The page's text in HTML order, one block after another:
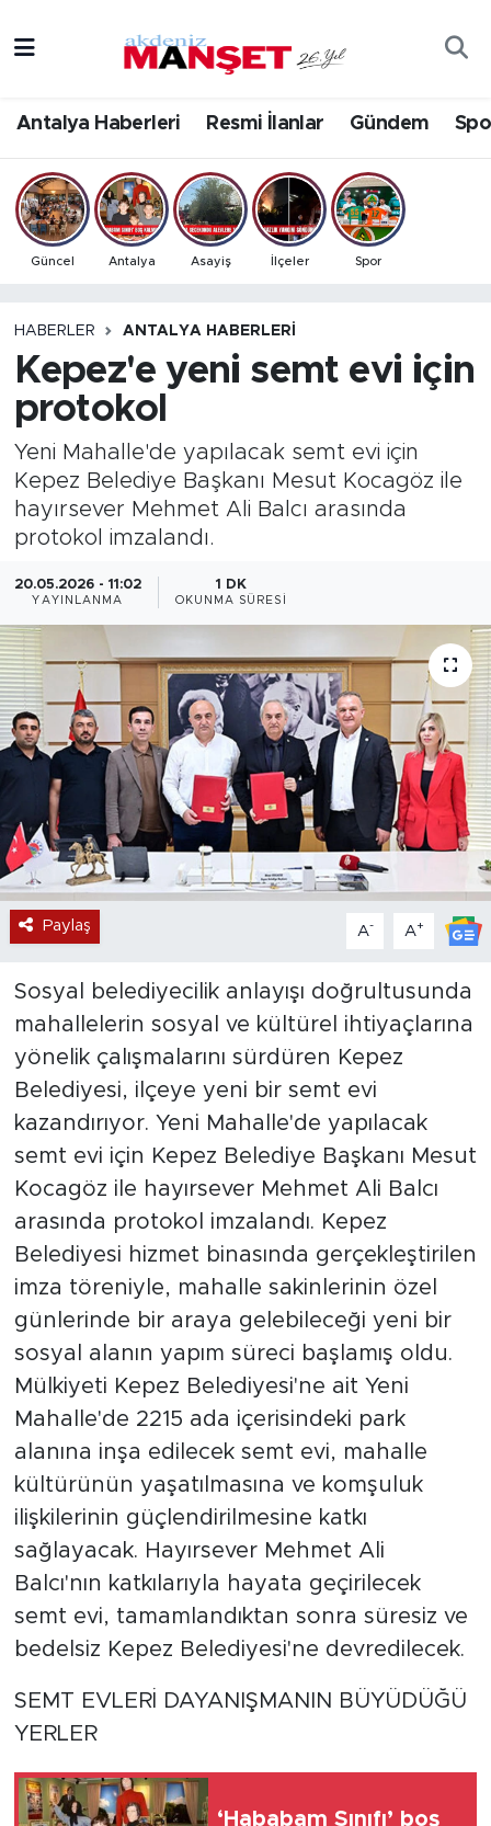
Antalya Haberleri Resmi İlanlar Gündem
Güncel Antalya Asayiş İlçeler Spor
HABERLER ANTALYA HABERLERI
Kepez'e yeni semt evi için
protokol
Yeni Mahalle'de yapılacak semt evi için
Kepez Belediye Başkanı Mesut Kocagöz ile
hayırsever Mehmet Ali Balcı arasında
protokol imzalandı.
20.05.2026 - 11:02
YAYINLANMA
1 DK
OKUNMA SÜRESI
Paylaş A- A+
Sosyal belediyecilik anlayışı doğrultusunda
mahallelerin sosyal ve kültürel ihtiyaçlarına
yönelik çalışmalarını sürdüren Kepez
Belediyesi, ilçeye yeni bir semt evi
kazandırıyor. Yeni Mahalle'de yapılacak
semt evi için Kepez Belediye Başkanı Mesut
Kocagöz ile hayırsever Mehmet Ali Balcı
arasında protokol imzalandı. Kepez
Belediyesi hizmet binasında gerçekleştirilen
imza töreniyle, mahalle sakinlerinin özel
günlerinde bir araya gelebileceği yeni bir
sosyal alanın yapım süreci başlamış oldu.
Mülkiyeti Kepez Belediyesi'ne ait Yeni
Mahalle'de 2215 ada içerisindeki park
alanına inşa edilecek semt evi, mahalle
kültürünün yaşatılmasına ve komşuluk
ilişkilerinin güçlendirilmesine katkı
sağlayacak. Hayırsever Mehmet Ali
Balcı'nın katkılarıyla hayata geçirilecek
semt evi, tamamlandıktan sonra süresiz ve
bedelsiz Kepez Belediyesi'ne devredilecek.
SEMT EVLERİ DAYANIŞMANIN BÜYÜDÜĞÜ
YERLER
‘Hababam Sınıfı’ boş
Bilim & Teknoloji
Eğitim
Ekonomi
Gündem
İlçeler
Kültür- Sanat
Magazin
Özel Haber
Politika
Resmi İlanlar
Sağlık
Spor
Turizm
Antalya Hava Durumu
Antalya Namaz Vakitleri
Antalya Trafik Yoğunluk Haritası
Tüm Manşetler
Son Dakika Haberleri
Haber Arşivi